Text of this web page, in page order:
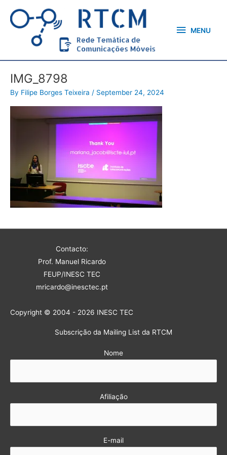
content
MENU
IMG_8798
By Filipe Borges Teixeira / September 24, 2024
Contacto:
Prof. Manuel Ricardo
FEUP/INESC TEC
mricardo@inesctec.pt
Copyright © 2004 - 2026 INESC TEC
Subscrição da Mailing List da RTCM
Nome
Afiliação
E-mail